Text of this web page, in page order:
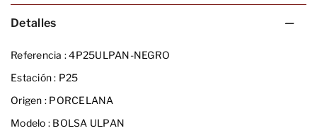
Detalles
Referencia :4P25ULPAN-NEGRO
Estación : P25
Origen : PORCELANA
Modelo : BOLSA ULPAN